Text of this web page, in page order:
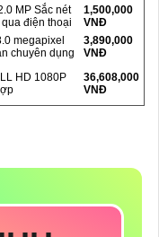
MP Sắc nét
điện thoại
1,500,000
VNĐ
megapixel
chuyên dụng
3,890,000
VNĐ
HD 1080P
36,608,000
VNĐ